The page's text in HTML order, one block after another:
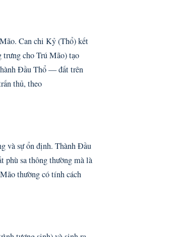
Can chi Kỷ (Thổ) kết
cho Trú Mão) tạo
Đầu Thổ — đất trên
thủ, theo
và sự ổn định. Thành Đầu
phù sa thông thường mà là
thường có tính cách